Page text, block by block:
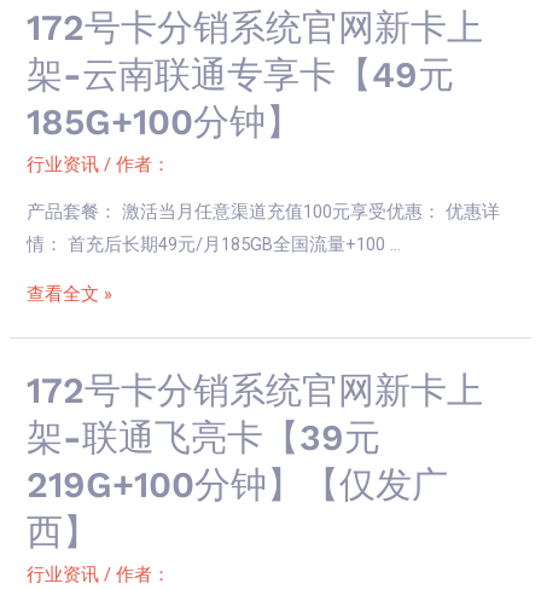
上
架-
江
西
电
省
内
【19
元
130G+200
分
钟】
172号卡分销系统官网新卡上
架-云南联通专享卡【49元
185G+100分钟】
行业资讯 / 作者：
产品套餐： 激活当月任意渠道充值100元享受优惠： 优惠详
情： 首充后长期49元/月185GB全国流量+100 …
172
卡
分
系
统
官
卡
上
架-
云
南
通
专
查看全文 »
172号卡分销系统官网新卡上
架-联通飞亮卡【39元
219G+100分钟】【仅发广
西】
行业资讯 / 作者：
172
卡
分
系
统